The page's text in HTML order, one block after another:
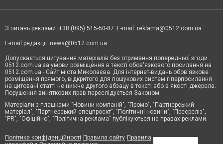
З питань реклами: +38 (095) 515-50-87. E-mail: reklama@0512.com.ua
E-mail редакції: news@0512.com.ua
Допускається цитування матеріалів без отримання попередньої згоди
0512.com.ua за умови розміщення в тексті обов'язкового посилання на
0512.com.ua - Сайт міста Миколаєва. Для інтернет-видань обов'язкове
розміщення прямого, відкритого для пошукових систем гіперпосилання
на цитовані статті не нижче другого абзацу в тексті або в якості джерела.
Порушення виняткових прав переслідується Законом.
Матеріали з плашками "Новини компаній", "Промо", "Партнерський
матеріал", "Партнерський спецпроєкт", "Політичні новини", "Пресреліз",
"PR", "Офіційно", "Політична реклама" публікуються на правах реклами.
Політика конфіденційності Правила сайту Правила